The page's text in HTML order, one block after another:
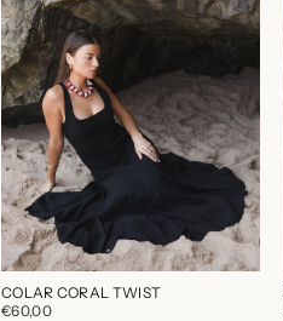
COLAR CORAL TWIST
€60,00